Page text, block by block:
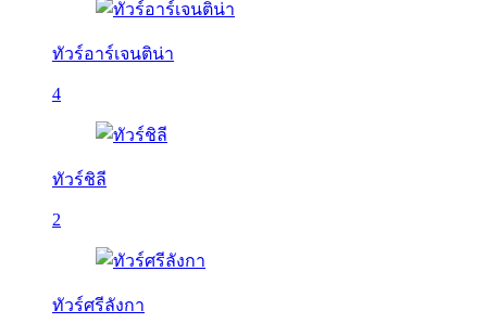
ทัวร์อาร์เจนติน่า
4
ทัวร์ชิลี
2
ทัวร์ศรีลังกา